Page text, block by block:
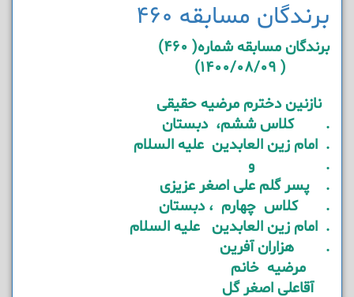
برندگان مسابقه 460
برندگان مسابقه شماره( 460)
( 1400/08/09)
نازنین دخترم مرضیه حقیقی
. کلاس ششم، دبستان
. امام زین العابدین علیه السلام
. و
. پسر گلم علی اصغر عزیزی
. کلاس چهارم ، دبستان
. امام زین العابدین علیه السلام
. هزاران آفرین
مرضیه خانم
آقاعلی اصغر گل